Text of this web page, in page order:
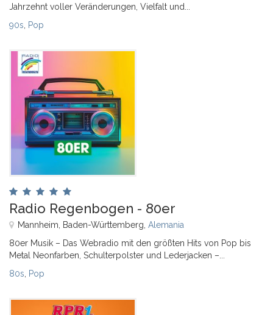
Jahrzehnt voller Veränderungen, Vielfalt und...
90s Pop
Radio Regenbogen - 80er
Mannheim, Baden-Württemberg, Alemania
80er Musik – Das Webradio mit den größten Hits von Pop bis
Metal Neonfarben, Schulterpolster und Lederjacken –...
80s Pop